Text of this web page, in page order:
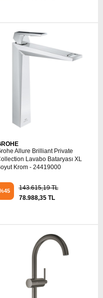
Allure Brilliant Private
Lavabo Bataryası XL
Krom - 24419000
143.615,19 TL
78.988,35 TL